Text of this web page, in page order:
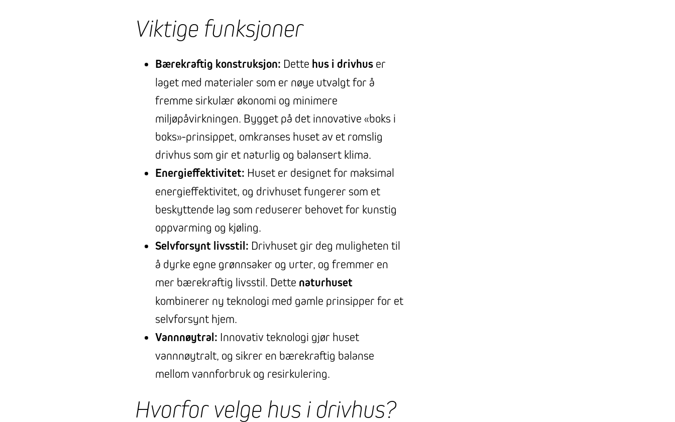
Viktige funksjoner
Bærekraftig konstruksjon: Dette hus i drivhuser
laget med materialer som er nøye utvalgt for å
fremme sirkulær økonomi og minimere
miljøpåvirkningen. Bygget på det innovative «boks i
boks»-prinsippet, omkranses huset av et romslig
drivhus som gir et naturlig og balansert klima.
Energieffektivitet: Huset er designet for maksimal
energieffektivitet, og drivhuset fungerer som et
beskyttende lag som reduserer behovet for kunstig
oppvarming og kjøling.
Selvforsynt livsstil: Drivhuset gir deg muligheten til
å dyrke egne grønnsaker og urter, og fremmer en
mer bærekraftig livsstil. Dette naturhuset
kombinerer ny teknologi med gamle prinsipper for et
selvforsynt hjem.
Vannnøytral: Innovativ teknologi gjør huset
vannnøytralt, og sikrer en bærekraftig balanse
mellom vannforbruk og resirkulering.
Hvorfor velge hus i drivhus?